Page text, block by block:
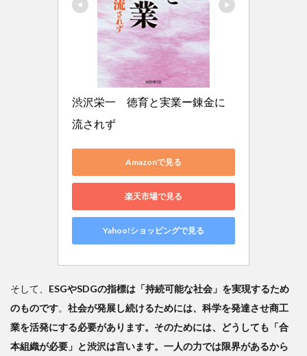
渋沢栄一　徳育と実業ー錬金に
流されず
Amazonで見る
楽天市場で見る
Yahoo!ショッピングで見る
そして、 ESGやSDGの指標は「持続可能な社会」を実現するため
のものです。 社会が発展し続けるためには、科学を発達させ商工
業を活発にする必要があります。そのためには、どうしても「合
本組織が必要」と渋沢は言います。一人の力では限界があるから